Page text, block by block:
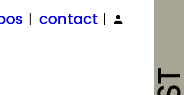
contact